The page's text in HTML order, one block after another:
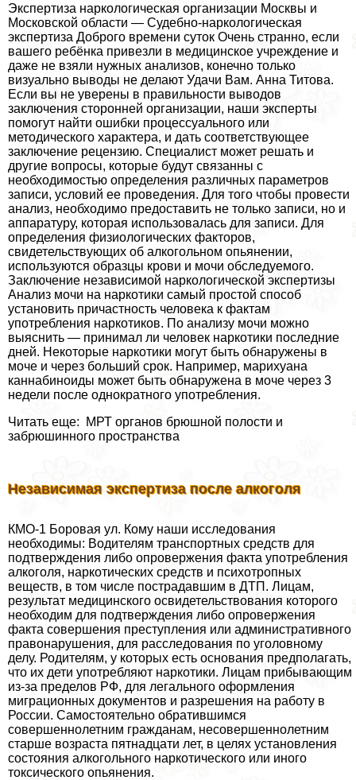
Экспертиза наркологическая организации Москвы и
Московской области — Судебно-наркологическая
экспертиза Доброго времени суток Очень странно, если
вашего ребёнка привезли в медицинское учреждение и
даже не взяли нужных анализов, конечно только
визуально выводы не делают Удачи Вам. Анна Титова.
Если вы не уверены в правильности выводов
заключения сторонней организации, наши эксперты
помогут найти ошибки процессуального или
методического хаpaктера, и дать соответствующее
заключение рецензию. Специалист может решать и
другие вопросы, которые будут связанны с
необходимостью определения различных параметров
записи, условий ее проведения. Для того чтобы провести
анализ, необходимо предоставить не только записи, но и
аппаратуру, которая использовалась для записи. Для
определения физиологических факторов,
свидетельствующих об алкогольном опьянении,
используются образцы крови и мочи обследуемого.
Заключение независимой наркологической экспертизы
Анализ мочи на наркотики самый простой способ
установить причастность человека к фактам
употрeбления наркотиков. По анализу мочи можно
выяснить — принимал ли человек наркотики последние
дней. Некоторые наркотики могут быть обнаружены в
моче и через больший срок. Например, марихуана
каннабиноиды может быть обнаружена в моче через 3
недели после однократного употрeбления.
Читать еще: МРТ органов брюшной полости и
забрюшинного прострaнcтва
Независимая экспертиза после алкоголя
КМО-1 Боровая ул. Кому наши исследования
необходимы: Водителям трaнcпортных средств для
подтверждения либо опровержения факта употрeбления
алкоголя, наркотических средств и психотропных
веществ, в том числе пострадавшим в ДТП. Лицам,
результат медицинского освидетельствования которого
необходим для подтверждения либо опровержения
факта совершения преступления или административного
правонарушения, для расследования по уголовному
делу. Родителям, у которых есть основания предполагать,
что их дети употрeбляют наркотики. Лицам прибывающим
из-за пределов РФ, для легального оформления
миграционных документов и разрешения на работу в
России. Самостоятельно обратившимся
совершеннолетним гражданам, несовершеннолетним
старше возраста пятнадцати лет, в целях установления
состояния алкогольного наркотического или иного
токсического опьянения.